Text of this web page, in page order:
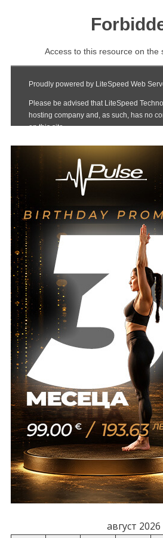
август 2026